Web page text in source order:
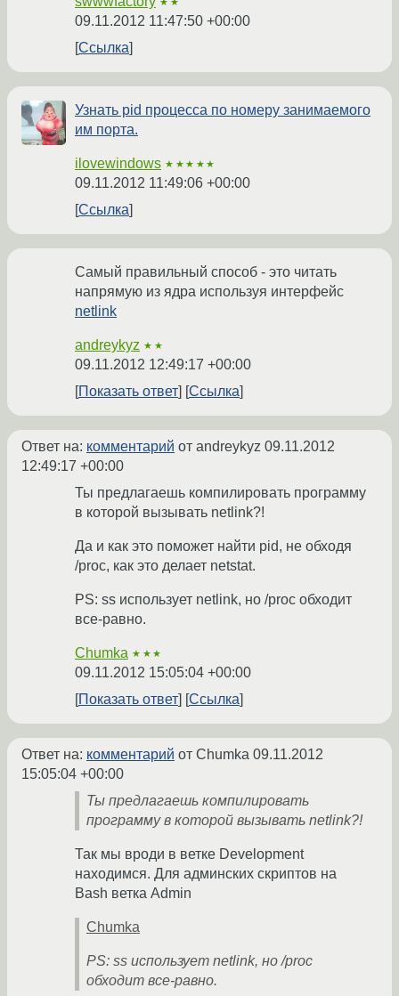
★★
09.11.2012 11:47:50 +00:00
Ссылка
Узнать pid процесса по номеру занимаемого
им порта.
ilovewindows ★★★★★
09.11.2012 11:49:06 +00:00
Ссылка
Самый правильный способ - это читать
напрямую из ядра используя интерфейс
netlink
andreykyz ★★
09.11.2012 12:49:17 +00:00
Показать ответ
Ссылка
Ответ на: комментарий от andreykyz 09.11.2012
12:49:17 +00:00
Ты предлагаешь компилировать программу
в которой вызывать netlink?!
Да и как это поможет найти pid, не обходя
/proc, как это делает netstat.
PS: ss использует netlink, но /proc обходит
все-равно.
Chumka ★★★
09.11.2012 15:05:04 +00:00
Показать ответ
Ссылка
Ответ на: комментарий от Chumka 09.11.2012
15:05:04 +00:00
Ты предлагаешь компилировать
программу в которой вызывать netlink?!
Так мы вроди в ветке Development
находимся. Для админских скриптов на
Bash ветка Admin
Chumka
PS: ss использует netlink, но /proc
обходит все-равно.